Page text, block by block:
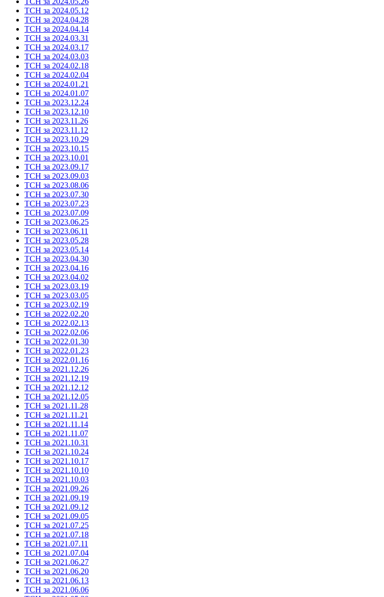
ТСН за 2024.05.12
ТСН за 2024.04.28
ТСН за 2024.04.14
ТСН за 2024.03.31
ТСН за 2024.03.17
ТСН за 2024.03.03
ТСН за 2024.02.18
ТСН за 2024.02.04
ТСН за 2024.01.21
ТСН за 2024.01.07
ТСН за 2023.12.24
ТСН за 2023.12.10
ТСН за 2023.11.26
ТСН за 2023.11.12
ТСН за 2023.10.29
ТСН за 2023.10.15
ТСН за 2023.10.01
ТСН за 2023.09.17
ТСН за 2023.09.03
ТСН за 2023.08.06
ТСН за 2023.07.30
ТСН за 2023.07.23
ТСН за 2023.07.09
ТСН за 2023.06.25
ТСН за 2023.06.11
ТСН за 2023.05.28
ТСН за 2023.05.14
ТСН за 2023.04.30
ТСН за 2023.04.16
ТСН за 2023.04.02
ТСН за 2023.03.19
ТСН за 2023.03.05
ТСН за 2023.02.19
ТСН за 2022.02.20
ТСН за 2022.02.13
ТСН за 2022.02.06
ТСН за 2022.01.30
ТСН за 2022.01.23
ТСН за 2022.01.16
ТСН за 2021.12.26
ТСН за 2021.12.19
ТСН за 2021.12.12
ТСН за 2021.12.05
ТСН за 2021.11.28
ТСН за 2021.11.21
ТСН за 2021.11.14
ТСН за 2021.11.07
ТСН за 2021.10.31
ТСН за 2021.10.24
ТСН за 2021.10.17
ТСН за 2021.10.10
ТСН за 2021.10.03
ТСН за 2021.09.26
ТСН за 2021.09.19
ТСН за 2021.09.12
ТСН за 2021.09.05
ТСН за 2021.07.25
ТСН за 2021.07.18
ТСН за 2021.07.11
ТСН за 2021.07.04
ТСН за 2021.06.27
ТСН за 2021.06.20
ТСН за 2021.06.13
ТСН за 2021.06.06